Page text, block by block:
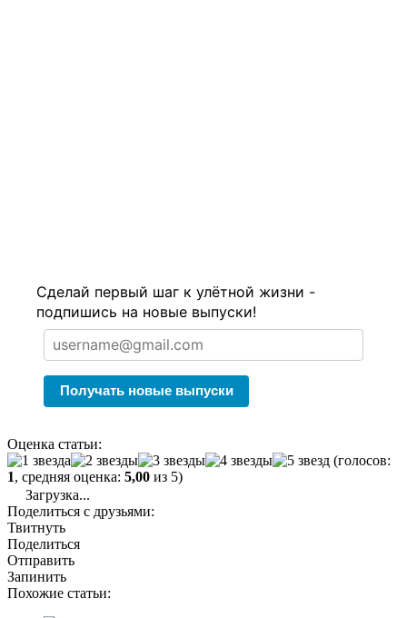
Сделай первый шаг к улётной жизни -
подпишись на новые выпуски!
Получать новые выпуски
Оценка статьи:
(голосов:
1, средняя оценка: 5,00 из 5)
Загрузка...
Поделиться с друзьями:
Твитнуть
Поделиться
Отправить
Запинить
Похожие статьи: